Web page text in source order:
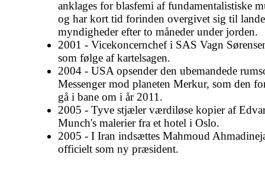
anklages for blasfemi af fundamentalistiske
og har kort tid forinden overgivet sig til
myndigheder efter to måneder under jorden.
2001 - Vicekoncernchef i SAS Vagn
som følge af kartelsagen.
2004 - USA opsender den ubemandede
Messenger mod planeten Merkur, som den
gå i bane om i år 2011.
2005 - Tyve stjæler værdiløse kopier af
Munch's malerier fra et hotel i Oslo.
2005 - I Iran indsættes Mahmoud
officielt som ny præsident.